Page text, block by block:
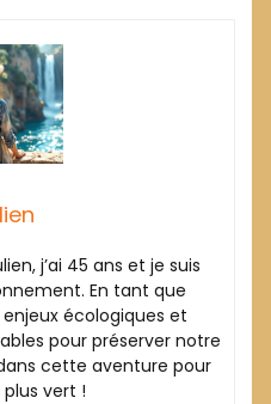
j’ai 45 ans et je suis
En tant que
enjeux écologiques et
pour préserver notre
cette aventure pour
vert !